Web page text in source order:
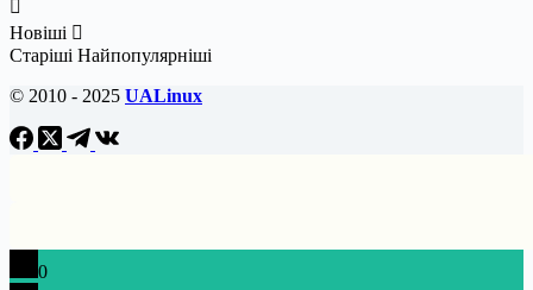
Новіші
Старіші Найпопулярніші
© 2010 - 2025 UALinux
0